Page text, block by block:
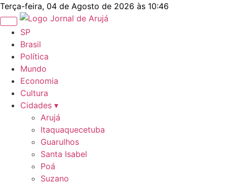
Ir
para
conteúdo
Terça-feira, 04 de Agosto de 2026 às 10:46
SP
Brasil
Política
Mundo
Economia
Cultura
Cidades ▾
Arujá
Itaquaquecetuba
Guarulhos
Santa Isabel
Poá
Suzano